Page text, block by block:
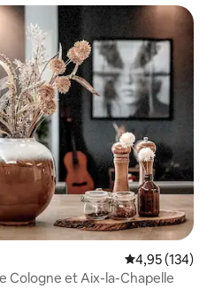
Note
4,95 (134)
Cologne et Aix-la-Chapelle